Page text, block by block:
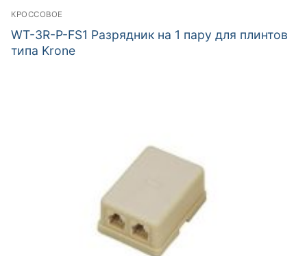
КРОССОВОЕ
WT-3R-P-FS1 Разрядник на 1 пару для плинтов
типа Krone